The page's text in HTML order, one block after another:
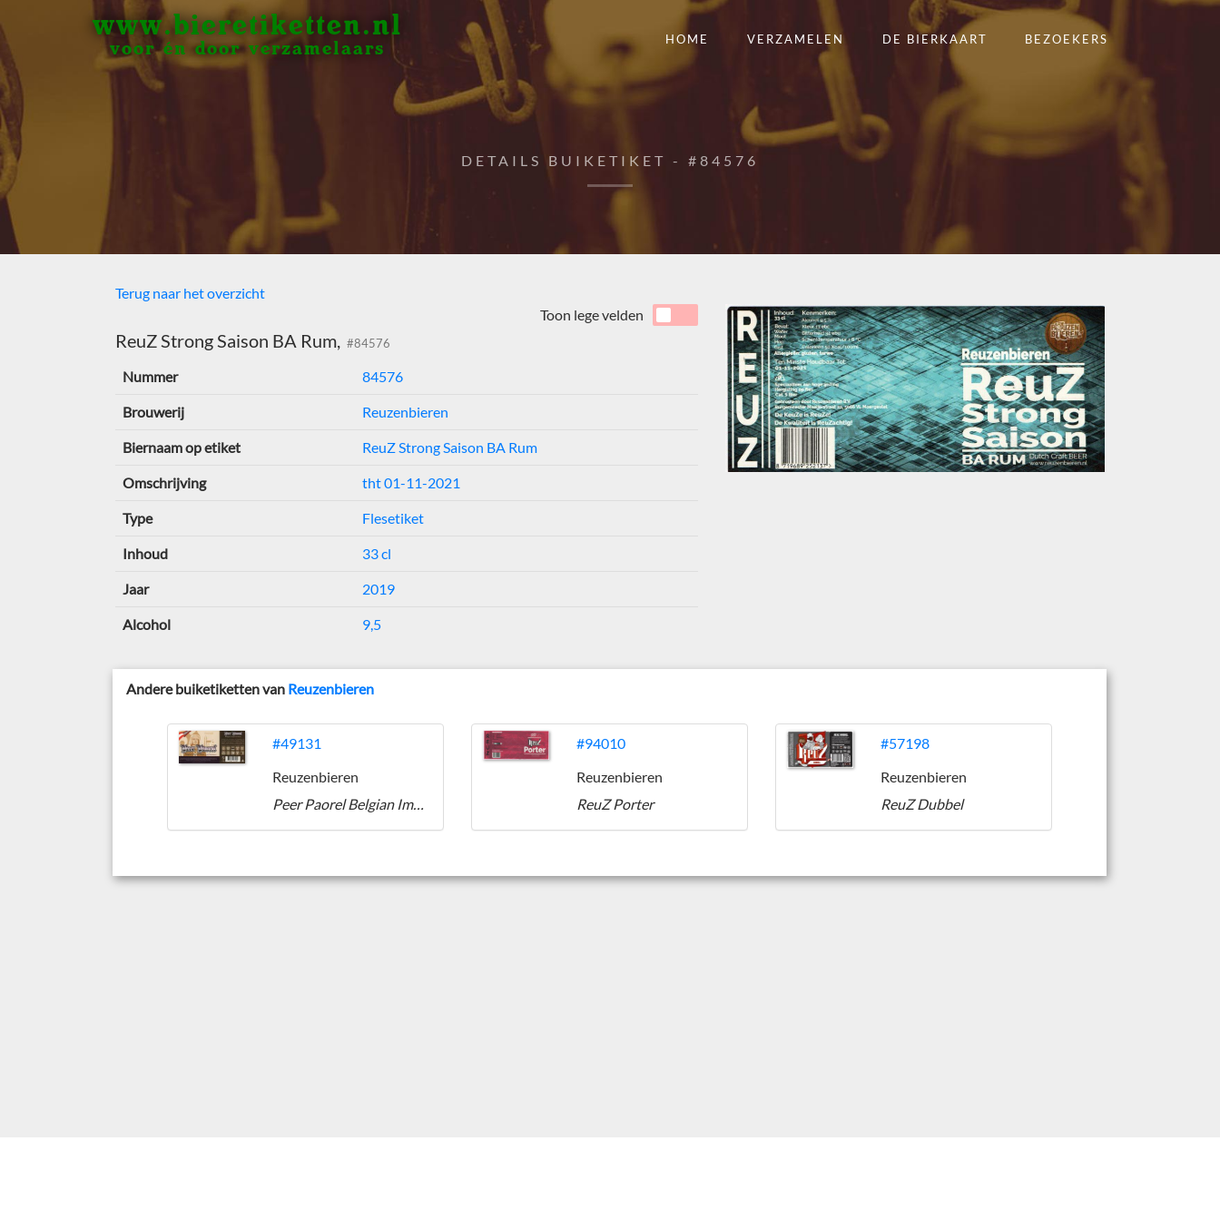
www.bieretiketten.nl
voor én door verzamelaars
HOME VERZAMELEN DE BIERKAART BEZOEKERS
DETAILS BUIKETIKET - #84576
Terug naar het overzicht
ReuZ Strong Saison BA Rum, #84576
Toon lege velden
Nummer 84576
Brouwerij Reuzenbieren
Biernaam op etiket ReuZ Strong Saison BA Rum
Omschrijving tht 01-11-2021
Type Flesetiket
Inhoud 33 cl
Jaar 2019
Alcohol 9,5
Andere buiketiketten van Reuzenbieren
#49131
Reuzenbieren
Peer Paorel Belgian Imperial Stout
#94010
Reuzenbieren
ReuZ Porter
#57198
Reuzenbieren
ReuZ Dubbel